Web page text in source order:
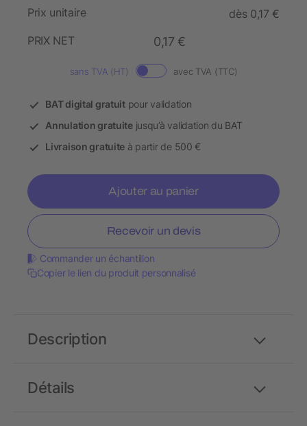
Prix unitaire
dès 0,17 €
PRIX NET
0,17 €
sans TVA (HT) avec TVA (TTC)
BAT digital gratuitpour validation
Annulation gratuitejusqu’à validation du BAT
Livraison gratuite à partir de 500 €
Ajouter au panier
Recevoir un devis
Commander un échantillon
Copier le lien du produit personnalisé
Détails
Description